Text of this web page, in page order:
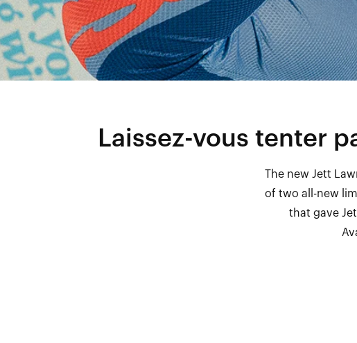
Laissez-vous tenter
The new Jett
of two all-new
that gave